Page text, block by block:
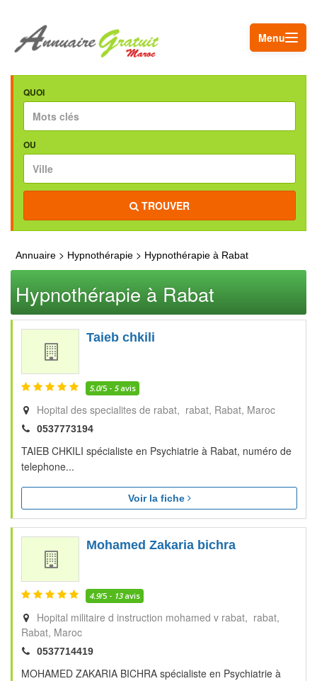
Menu
QUOI
OU
TROUVER
Annuaire > Hypnothérapie > Hypnothérapie à Rabat
Hypnothérapie à Rabat
Taieb chkili
5.0/5 - 5avis
Hopital des specialites de rabat, rabat Rabat Maroc
0537773194
TAIEB CHKILI spécialiste en Psychiatrie à Rabat, numéro de
telephone...
Voir la fiche
Mohamed Zakaria bichra
4.9/5 - 13avis
Hopital militaire d instruction mohamed v rabat, rabat
Rabat Maroc
0537714419
MOHAMED ZAKARIA BICHRA spécialiste en Psychiatrie à